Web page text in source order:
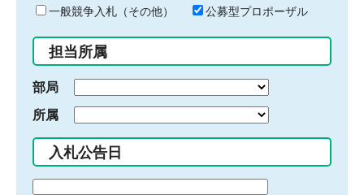
ド
入
力
一般競争入札（その他）
公募型プロポーザル
担当所属
部局
所属
入札公告日